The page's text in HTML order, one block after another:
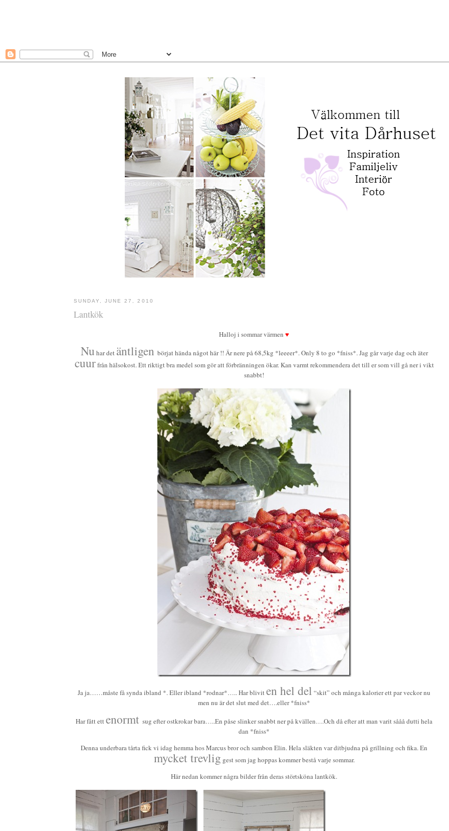
SUNDAY, JUNE 27, 2010
Lantkök
Halloj i sommar värmen ♥
Nu har det äntligen börjat hända något här !! Är nere på 68,5kg *leeeer*. Only 8 to go *fniss*. Jag går varje dag och äter
cuurfrån hälsokost. Ett riktigt bra medel som gör att förbränningen ökar. Kan varmt rekommendera det till er som vill gå ner i vikt
snabbt!
Ja ja……måste få synda ibland *. Eller ibland *rodnar*….. Har bliviten hel del “skit” och många kalorier ett par veckor nu
men nu är det slut med det….eller *fniss*
Har fått ettenormt sug efter ostkrokar bara…..En påse slinker snabbt ner på kvällen….Och då efter att man varit sååå dutti hela
dan *fniss*
Denna underbara tårta fick vi idag hemma hos Marcus bror och sambon Elin. Hela släkten var ditbjudna på grillning och fika. En
mycket trevlig gest som jag hoppas kommer bestå varje sommar.
Här nedan kommer några bilder från deras störtsköna lantkök.